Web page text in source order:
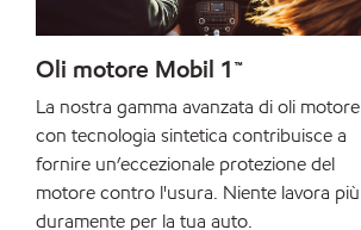
Oli motore Mobil 1™​
La nostra gamma avanzata di oli motore
con tecnologia sintetica contribuisce a
fornire un’eccezionale protezione del
motore contro l'usura. Niente lavora più
duramente per la tua auto.